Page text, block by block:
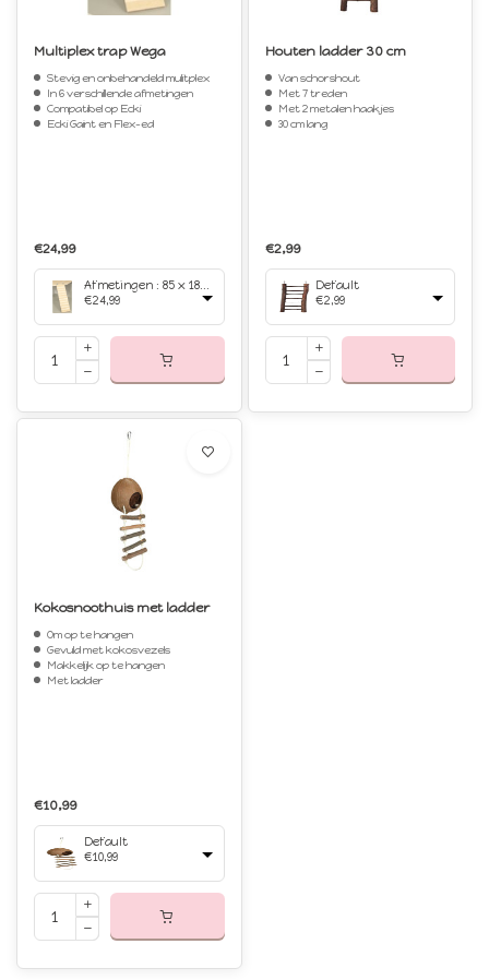
Multiplex trap Wega
Stevig en onbehandeld mulitplex
In 6 verschillende afmetingen
Compatibel op Ecki
Ecki Gaint en Flex-ed
€24,99
Afmetingen : 85 x 18 cm
€24,99
Houten ladder 30 cm
Van schorshout
Met 7 treden
Met 2 metalen haakjes
30 cm lang
€2,99
Default
€2,99
Kokosnoothuis met ladder
Om op te hangen
Gevuld met kokosvezels
Makkelijk op te hangen
Met ladder
€10,99
Default
€10,99